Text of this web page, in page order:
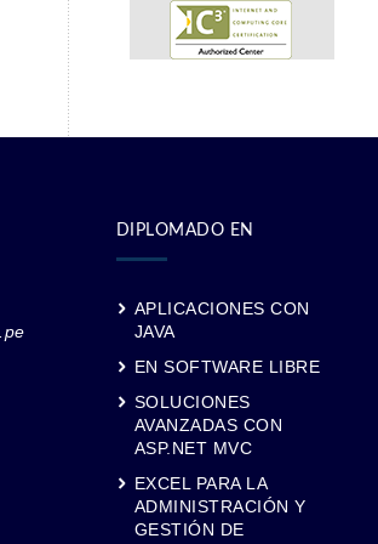
DIPLOMADO EN
APLICACIONES CON
JAVA
EN SOFTWARE LIBRE
SOLUCIONES
AVANZADAS CON
ASP.NET MVC
EXCEL PARA LA
ADMINISTRACIÓN Y
GESTIÓN DE